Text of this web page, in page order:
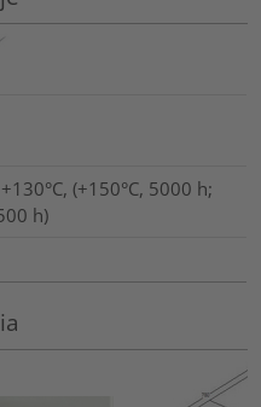
(+150°C, 5000 h;
h)